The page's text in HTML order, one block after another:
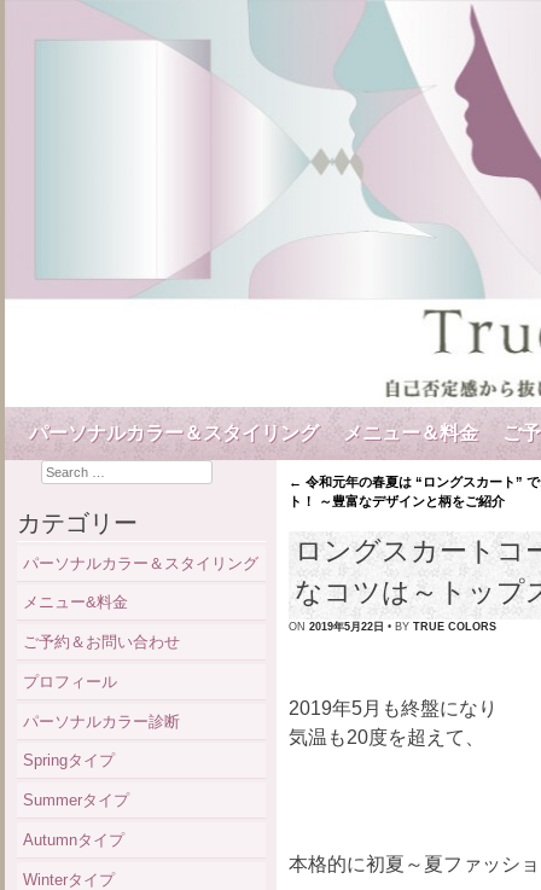
自己否定感か
Menu
Skip to content
パーソナルカラー＆スタイリング メニュー＆料金 ご
Post navigation
← 令和元年の春夏は “ロングスカート”
ト！ ～豊富なデザインと柄をご紹介
ロングスカートコ
なコツは～トップ
ON2019年5月22日 • BYTRUE COLORS
2019年5月も終盤になり
気温も20度を超えて、
本格的に初夏～夏ファッシ
Search
カテゴリー
パーソナルカラー＆スタイリング
メニュー&料金
ご予約＆お問い合わせ
プロフィール
パーソナルカラー診断
Springタイプ
Summerタイプ
Autumnタイプ
Winterタイプ